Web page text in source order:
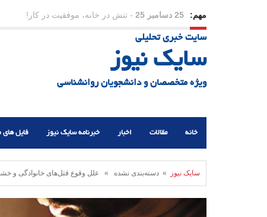
مهم: 23 دسامبر 25 - چرا اراده می‌کنیم ولی شکست
21 دسامبر 25
سایت خبری تحلیلی
سایک نیوز
ویژه متخصصان و دانشجویان روانشناسی
خانه مقالات اخبار خبرنامه سایک نیوز فایل
سایک نیوز » دسته‌بندی نشده » علل وقوع قتل‌های خانوادگی و